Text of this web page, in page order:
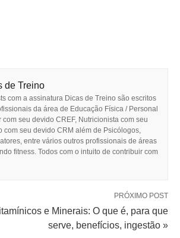
de Treino
com a assinatura Dicas de Treino são escritos
da área de Educação Física / Personal
com seu devido CREF, Nutricionista com seu
com seu devido CRM além de Psicólogos,
entre vários outros profissionais de áreas
fitness. Todos com o intuito de contribuir com
PRÓXIMO POST
e Minerais: O que é, para que
serve, benefícios, ingestão »